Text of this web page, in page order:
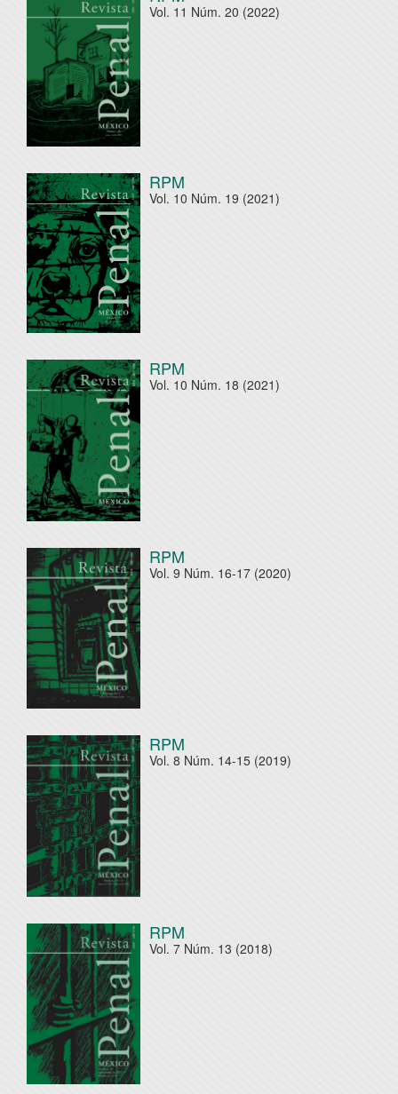
Vol. 11 Núm. 20 (2022)
RPM
Vol. 10 Núm. 19 (2021)
RPM
Vol. 10 Núm. 18 (2021)
RPM
Vol. 9 Núm. 16-17 (2020)
RPM
Vol. 8 Núm. 14-15 (2019)
RPM
Vol. 7 Núm. 13 (2018)